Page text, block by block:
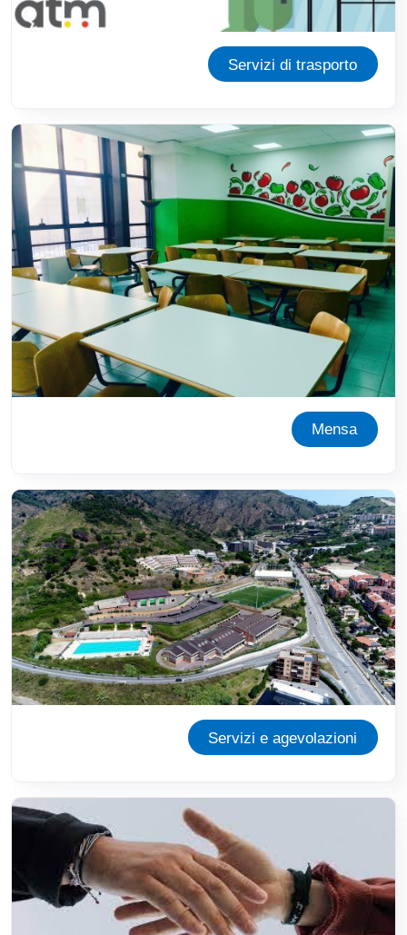
Servizi di trasporto
Immagine
Mensa
Immagine
Servizi e agevolazioni
Immagine